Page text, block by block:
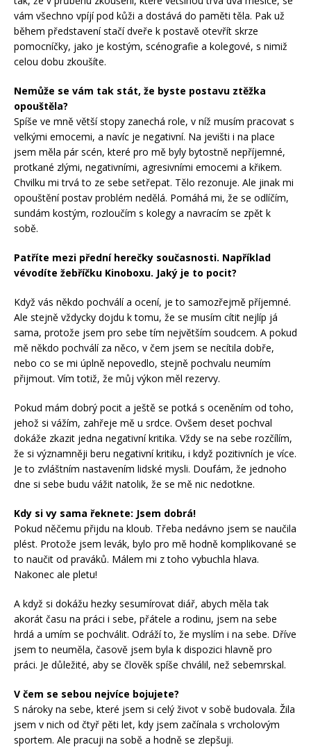
vám všechno vpíjí pod kůži a dostává do paměti těla. Pak už
během představení stačí dveře k postavě otevřít skrze
pomocníčky, jako je kostým, scénografie a kolegové, s nimiž
celou dobu zkoušíte.
Nemůže se vám tak stát, že byste postavu ztěžka
opouštěla?
Spíše ve mně větší stopy zanechá role, v níž musím pracovat s
velkými emocemi, a navíc je negativní. Na jevišti i na place
jsem měla pár scén, které pro mě byly bytostně nepříjemné,
protkané zlými, negativními, agresivními emocemi a křikem.
Chvilku mi trvá to ze sebe setřepat. Tělo rezonuje. Ale jinak mi
opouštění postav problém nedělá. Pomáhá mi, že se odlíčím,
sundám kostým, rozloučím s kolegy a navracím se zpět k
sobě.
Patříte mezi přední herečky současnosti. Například
vévodíte žebříčku Kinoboxu. Jaký je to pocit?
Když vás někdo pochválí a ocení, je to samozřejmě příjemné.
Ale stejně vždycky dojdu k tomu, že se musím cítit nejlíp já
sama, protože jsem pro sebe tím největším soudcem. A pokud
mě někdo pochválí za něco, v čem jsem se necítila dobře,
nebo co se mi úplně nepovedlo, stejně pochvalu neumím
přijmout. Vím totiž, že můj výkon měl rezervy.
Pokud mám dobrý pocit a ještě se potká s oceněním od toho,
jehož si vážím, zahřeje mě u srdce. Ovšem deset pochval
dokáže zkazit jedna negativní kritika. Vždy se na sebe rozčílím,
že si významněji beru negativní kritiku, i když pozitivních je více.
Je to zvláštním nastavením lidské mysli. Doufám, že jednoho
dne si sebe budu vážit natolik, že se mě nic nedotkne.
Kdy si vy sama řeknete: Jsem dobrá!
Pokud něčemu přijdu na kloub. Třeba nedávno jsem se naučila
plést. Protože jsem levák, bylo pro mě hodně komplikované se
to naučit od praváků. Málem mi z toho vybuchla hlava.
Nakonec ale pletu!
A když si dokážu hezky sesumírovat diář, abych měla tak
akorát času na práci i sebe, přátele a rodinu, jsem na sebe
hrdá a umím se pochválit. Odráží to, že myslím i na sebe. Dříve
jsem to neuměla, časově jsem byla k dispozici hlavně pro
práci. Je důležité, aby se člověk spíše chválil, než sebemrskal.
V čem se sebou nejvíce bojujete?
S nároky na sebe, které jsem si celý život v sobě budovala. Žila
jsem v nich od čtyř pěti let, kdy jsem začínala s vrcholovým
sportem. Ale pracuji na sobě a hodně se zlepšuji.